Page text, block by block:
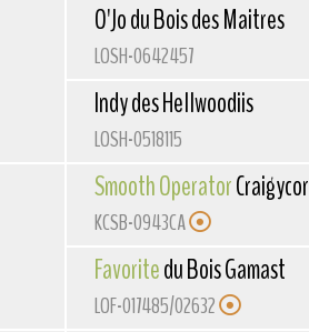
O'Jo du Bois des Maitres
LOSH-0642457
Indy des Hellwoodiis
LOSH-0518115
Smooth OperatorCraigycor
KCSB-0943CA
Favoritedu Bois Gamast
LOF-017485/02632